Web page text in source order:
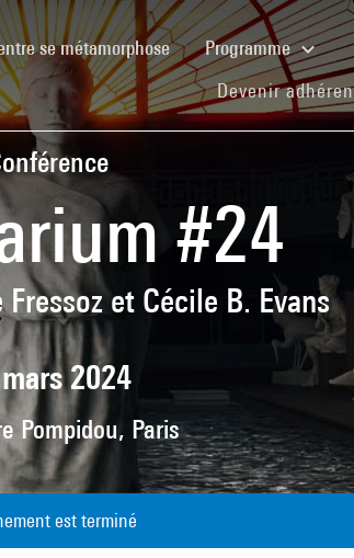
se métamorphose(current)Programme
Devenir
#24
et Cécile B. Evans
2024
Pompidou, Paris
est terminé